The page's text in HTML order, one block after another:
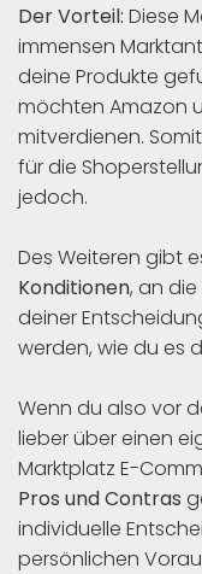
Der Vorteil: Diese
immensen
deine Produkte
möchten Amazon
mitverdienen.
für die
jedoch.
Des Weiteren gibt
Konditionen, an
deiner
werden, wie du es
Wenn du also vor
lieber über einen
Marktplatz E-
Pros und Contras
individuelle
persönlichen